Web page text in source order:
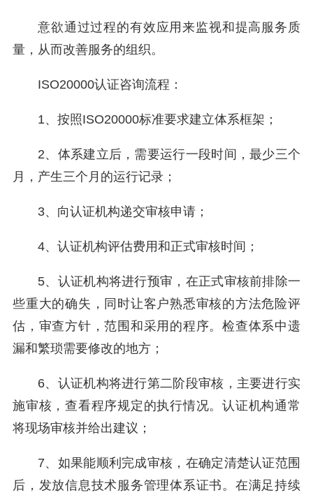
意欲通过过程的有效应用来监视和提高服务质
量，从而改善服务的组织。
ISO20000认证咨询流程：
1、按照ISO20000标准要求建立体系框架；
2、体系建立后，需要运行一段时间，最少三个
月，产生三个月的运行记录；
3、向认证机构递交审核申请；
4、认证机构评估费用和正式审核时间；
5、认证机构将进行预审，在正式审核前排除一
些重大的确失，同时让客户熟悉审核的方法危险评
估，审查方针，范围和采用的程序。检查体系中遗
漏和繁琐需要修改的地方；
6、认证机构将进行第二阶段审核，主要进行实
施审核，查看程序规定的执行情况。认证机构通常
将现场审核并给出建议；
7、如果能顺利完成审核，在确定清楚认证范围
后，发放信息技术服务管理体系证书。在满足持续